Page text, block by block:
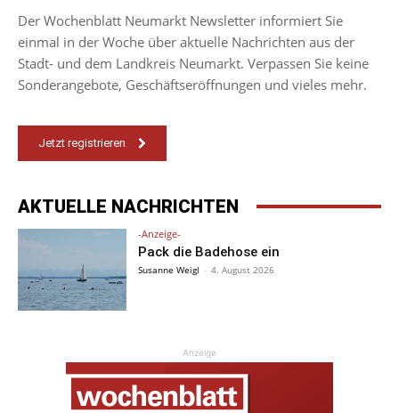
Der Wochenblatt Neumarkt Newsletter informiert Sie
einmal in der Woche über aktuelle Nachrichten aus der
Stadt- und dem Landkreis Neumarkt. Verpassen Sie keine
Sonderangebote, Geschäftseröffnungen und vieles mehr.
Jetzt registrieren
AKTUELLE NACHRICHTEN
-Anzeige-
Pack die Badehose ein
Susanne Weigl - 4. August 2026
Anzeige